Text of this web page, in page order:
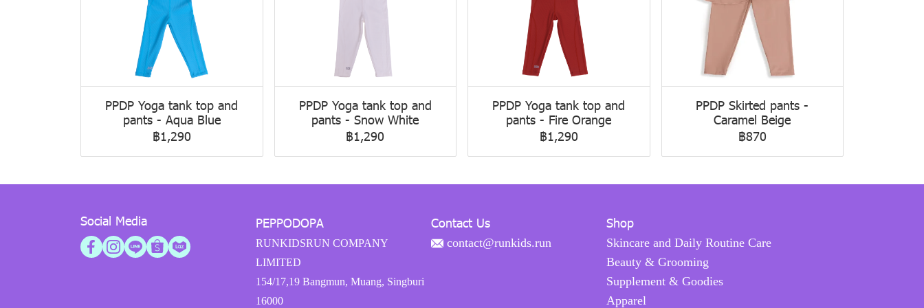
PPDP Yoga tank top and
pants - Aqua Blue
฿1,290
PPDP Yoga tank top and
pants - Snow White
฿1,290
PPDP Yoga tank top and
pants - Fire Orange
฿1,290
PPDP Skirted pants -
Caramel Beige
฿870
Social Media PEPPODOPA
RUNKIDSRUN COMPANY
LIMITED
154/17,19 Bangmun, Muang, Singburi
16000
Contact Us
contact@runkids.run
Shop
Skincare and Daily Routine Care
Beauty & Grooming
Supplement & Goodies
Apparel